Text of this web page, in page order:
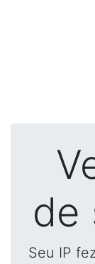
de
Seu IP